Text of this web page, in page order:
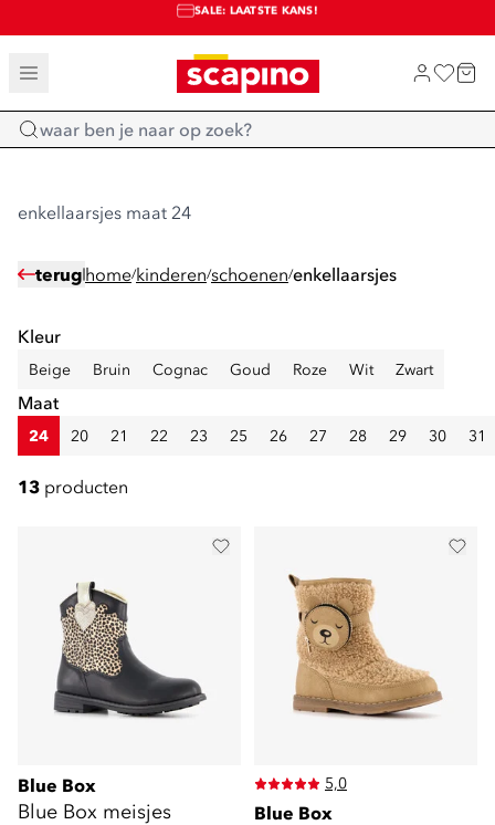
TOT 70% KORTING OP SALE
SALE: LAATSTE KANS!
SHOP NIEUW
Home
enkellaarsjes maat 24
terug home/kinderen/schoenen/enkellaarsjes
Kleur
Beige Bruin Cognac Goud Roze Wit Zwart
Maat
24 20 21 22 23 25 26 27 28 29 30 31
13 producten
Blue Box
Blue Box meisjes
5,0
Blue Box